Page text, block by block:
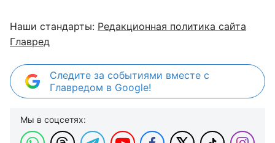
Наши стандарты: Редакционная политика сайта
Главред
Следите за событиями вместе с
Главредом в Google!
Мы в соцсетях: